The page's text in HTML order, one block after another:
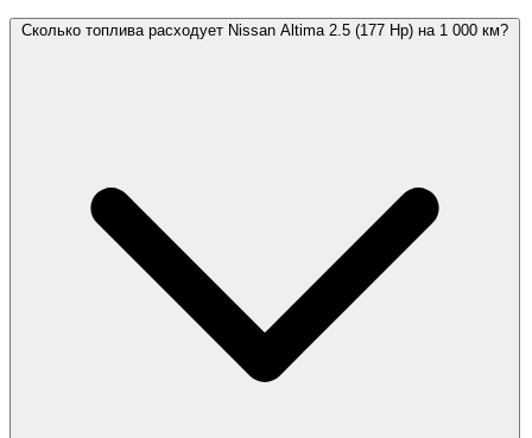
Сколько топлива расходует Nissan Altima 2.5 (177 Hp) на 1 000 км?